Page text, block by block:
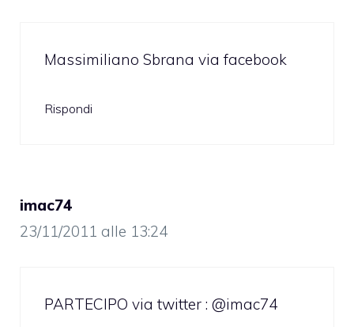
Massimiliano Sbrana via facebook
Rispondi
imac74
23/11/2011 alle 13:24
PARTECIPO via twitter : @imac74